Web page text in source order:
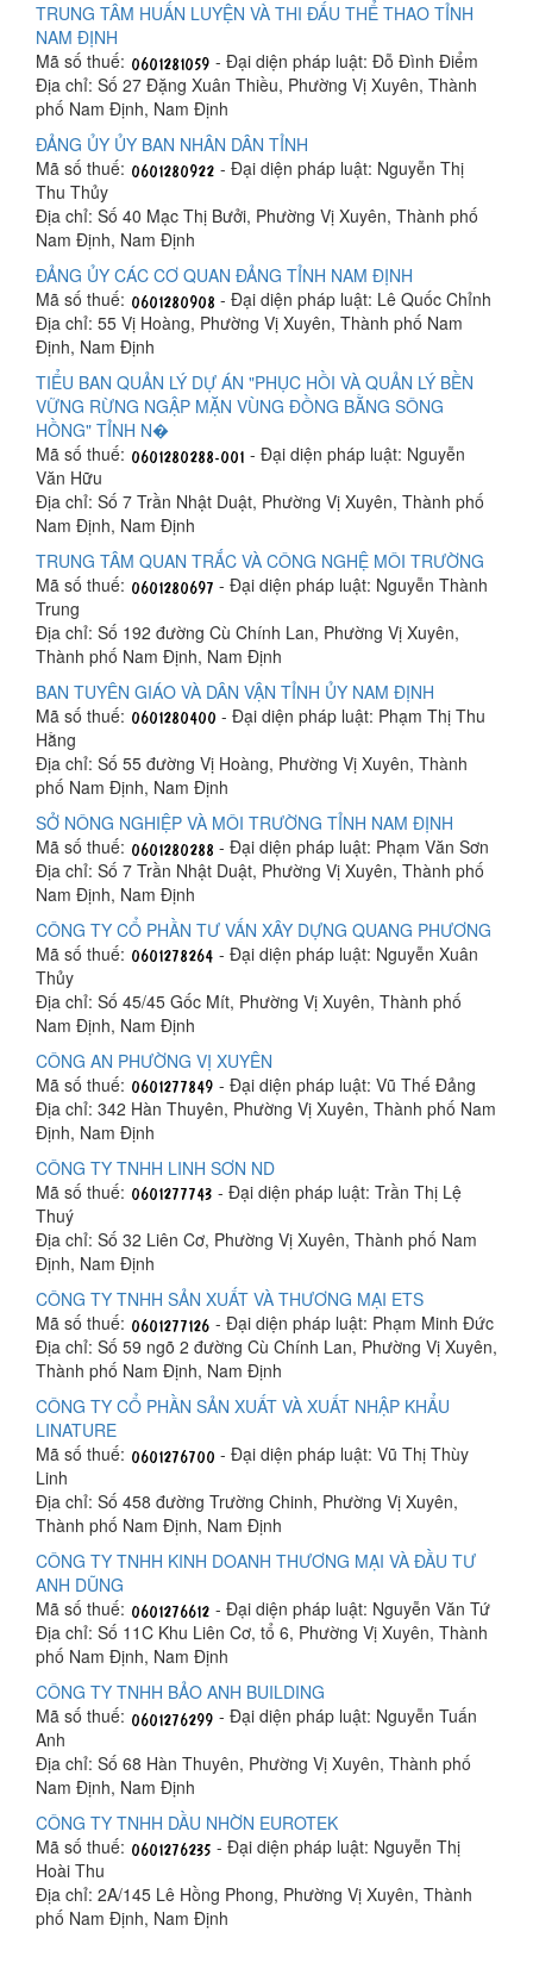
TRUNG TÂM HUẤN LUYỆN VÀ THI ĐẤU THỂ THAO TỈNH
NAM ĐỊNH
Mã số thuế:
- Đại diện pháp luật: Đỗ Đình Điểm
Địa chỉ: Số 27 Đặng Xuân Thiều, Phường Vị Xuyên, Thành
phố Nam Định, Nam Định
ĐẢNG ỦY ỦY BAN NHÂN DÂN TỈNH
Mã số thuế:
- Đại diện pháp luật: Nguyễn Thị
Thu Thủy
Địa chỉ: Số 40 Mạc Thị Bưởi, Phường Vị Xuyên, Thành phố
Nam Định, Nam Định
ĐẢNG ỦY CÁC CƠ QUAN ĐẢNG TỈNH NAM ĐỊNH
Mã số thuế:
- Đại diện pháp luật: Lê Quốc Chỉnh
Địa chỉ: 55 Vị Hoàng, Phường Vị Xuyên, Thành phố Nam
Định, Nam Định
TIỂU BAN QUẢN LÝ DỰ ÁN "PHỤC HỒI VÀ QUẢN LÝ BỀN
VỮNG RỪNG NGẬP MẶN VÙNG ĐỒNG BẰNG SÔNG
HỒNG" TỈNH N�
Mã số thuế:
- Đại diện pháp luật: Nguyễn
Văn Hữu
Địa chỉ: Số 7 Trần Nhật Duật, Phường Vị Xuyên, Thành phố
Nam Định, Nam Định
TRUNG TÂM QUAN TRẮC VÀ CÔNG NGHỆ MÔI TRƯỜNG
Mã số thuế:
- Đại diện pháp luật: Nguyễn Thành
Trung
Địa chỉ: Số 192 đường Cù Chính Lan, Phường Vị Xuyên,
Thành phố Nam Định, Nam Định
BAN TUYÊN GIÁO VÀ DÂN VẬN TỈNH ỦY NAM ĐỊNH
Mã số thuế:
- Đại diện pháp luật: Phạm Thị Thu
Hằng
Địa chỉ: Số 55 đường Vị Hoàng, Phường Vị Xuyên, Thành
phố Nam Định, Nam Định
SỞ NÔNG NGHIỆP VÀ MÔI TRƯỜNG TỈNH NAM ĐỊNH
Mã số thuế:
- Đại diện pháp luật: Phạm Văn Sơn
Địa chỉ: Số 7 Trần Nhật Duật, Phường Vị Xuyên, Thành phố
Nam Định, Nam Định
CÔNG TY CỔ PHẦN TƯ VẤN XÂY DỰNG QUANG PHƯƠNG
Mã số thuế:
- Đại diện pháp luật: Nguyễn Xuân
Thủy
Địa chỉ: Số 45/45 Gốc Mít, Phường Vị Xuyên, Thành phố
Nam Định, Nam Định
CÔNG AN PHƯỜNG VỊ XUYÊN
Mã số thuế:
- Đại diện pháp luật: Vũ Thế Đảng
Địa chỉ: 342 Hàn Thuyên, Phường Vị Xuyên, Thành phố Nam
Định, Nam Định
CÔNG TY TNHH LINH SƠN ND
Mã số thuế:
- Đại diện pháp luật: Trần Thị Lệ
Thuý
Địa chỉ: Số 32 Liên Cơ, Phường Vị Xuyên, Thành phố Nam
Định, Nam Định
CÔNG TY TNHH SẢN XUẤT VÀ THƯƠNG MẠI ETS
Mã số thuế:
- Đại diện pháp luật: Phạm Minh Đức
Địa chỉ: Số 59 ngõ 2 đường Cù Chính Lan, Phường Vị Xuyên,
Thành phố Nam Định, Nam Định
CÔNG TY CỔ PHẦN SẢN XUẤT VÀ XUẤT NHẬP KHẨU
LINATURE
Mã số thuế:
- Đại diện pháp luật: Vũ Thị Thùy
Linh
Địa chỉ: Số 458 đường Trường Chinh, Phường Vị Xuyên,
Thành phố Nam Định, Nam Định
CÔNG TY TNHH KINH DOANH THƯƠNG MẠI VÀ ĐẦU TƯ
ANH DŨNG
Mã số thuế:
- Đại diện pháp luật: Nguyễn Văn Tứ
Địa chỉ: Số 11C Khu Liên Cơ, tổ 6, Phường Vị Xuyên, Thành
phố Nam Định, Nam Định
CÔNG TY TNHH BẢO ANH BUILDING
Mã số thuế:
- Đại diện pháp luật: Nguyễn Tuấn
Anh
Địa chỉ: Số 68 Hàn Thuyên, Phường Vị Xuyên, Thành phố
Nam Định, Nam Định
CÔNG TY TNHH DẦU NHỜN EUROTEK
Mã số thuế:
- Đại diện pháp luật: Nguyễn Thị
Hoài Thu
Địa chỉ: 2A/145 Lê Hồng Phong, Phường Vị Xuyên, Thành
phố Nam Định, Nam Định